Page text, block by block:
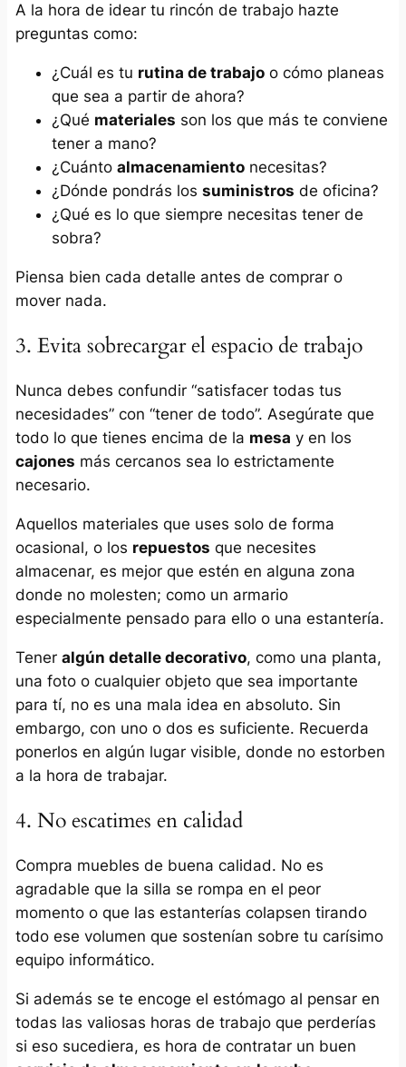
A la hora de idear tu rincón de trabajo hazte
preguntas como:
¿Cuál es tu rutina de trabajoo cómo planeas
que sea a partir de ahora?
¿Qué materiales son los que más te conviene
tener a mano?
¿Cuánto almacenamientonecesitas?
¿Dónde pondrás los suministros de oficina?
¿Qué es lo que siempre necesitas tener de
sobra?
Piensa bien cada detalle antes de comprar o
mover nada.
3. Evita sobrecargar el espacio de trabajo
Nunca debes confundir “satisfacer todas tus
necesidades” con “tener de todo”. Asegúrate que
todo lo que tienes encima de la mesa y en los
cajones más cercanos sea lo estrictamente
necesario.
Aquellos materiales que uses solo de forma
ocasional, o los repuestos que necesites
almacenar, es mejor que estén en alguna zona
donde no molesten; como un armario
especialmente pensado para ello o una estantería.
Tener algún detalle decorativo, como una planta,
una foto o cualquier objeto que sea importante
para tí, no es una mala idea en absoluto. Sin
embargo, con uno o dos es suficiente. Recuerda
ponerlos en algún lugar visible, donde no estorben
a la hora de trabajar.
4. No escatimes en calidad
Compra muebles de buena calidad. No es
agradable que la silla se rompa en el peor
momento o que las estanterías colapsen tirando
todo ese volumen que sostenían sobre tu carísimo
equipo informático.
Si además se te encoge el estómago al pensar en
todas las valiosas horas de trabajo que perderías
si eso sucediera, es hora de contratar un buen